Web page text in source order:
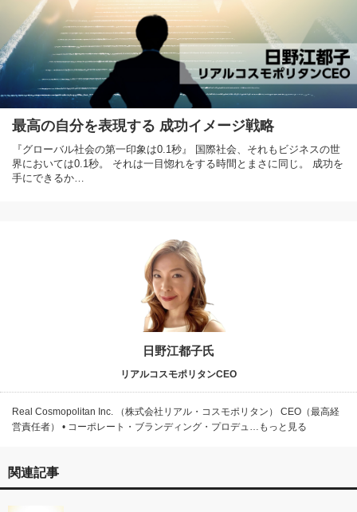
最高の自分を表現する 成功イメージ戦略
『グローバル社会の第一印象は0.1秒』 国際社会、それもビジネスの世
界においては0.1秒。 それは一目惚れをする時間とまさに同じ。 成功を
手にできるか…
日野江都子氏
リアルコスモポリタンCEO
Real Cosmopolitan Inc. （株式会社リアル・コスモポリタン） CEO（最高経
営責任者） • コーポレート・ブランディング・プロデュ…もっと見る
関連記事